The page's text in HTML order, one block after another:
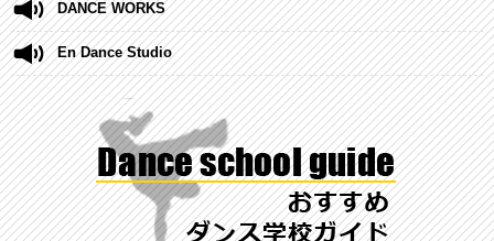
DANCE WORKS
En Dance Studio